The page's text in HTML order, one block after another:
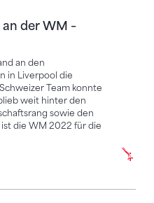
der WM –
an den
in Liverpool die
Team konnte
weit hinter den
sowie den
die WM 2022 für die